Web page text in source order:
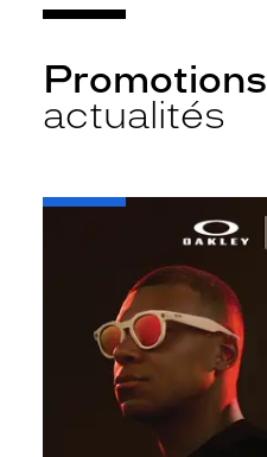
Promotions
actualités
-